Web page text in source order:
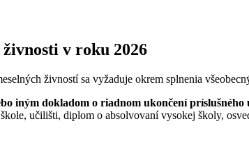
v roku 2026
živností sa vyžaduje okrem splnenia
iným dokladom o riadnom ukončení
učilišti, diplom o absolvovaní vysokej školy,